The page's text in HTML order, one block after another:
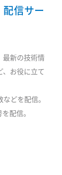
信サー
最新の技術情
、お役に立て
どを配信。
配信。